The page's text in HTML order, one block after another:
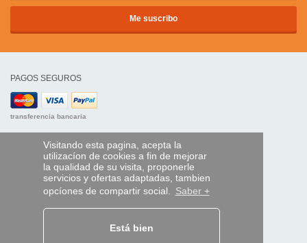
Visitando esta pagina, acepta la
utilizacíon de cookies a fin de mejorar
la qualidad de su visita, proponerle
servicios y ofertas adaptadas, tambien
opcíones de compartir social. Saber +
Está bien
PAGOS SEGUROS
transferencia bancaria
AYUDA Y SERVICIOS
Localice su envío
MANDO EXPRESS
¿Quiénes somos?